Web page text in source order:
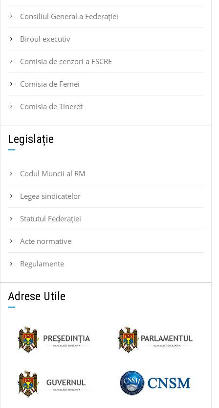
Consiliul General a Federației
Biroul executiv
Comisia de cenzori a FSCRE
Comisia de Femei
Comisia de Tineret
Legislație
Codul Muncii al RM
Legea sindicatelor
Statutul Federaţiei
Acte normative
Regulamente
Adrese Utile